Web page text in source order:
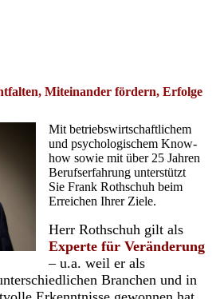
Miteinander fördern, Erfolge
Mit betriebswirtschaftlichem
und psychologischem Know-
how sowie mit über 25 Jahren
Berufserfahrung unterstützt
Sie Frank Rothschuh beim
Erreichen Ihrer Ziele.
Herr Rothschuh gilt als
Experte für Veränderung
– u.a. weil er als
Branchen und in